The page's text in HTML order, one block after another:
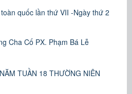
quốc lần thứ VII -Ngày thứ 2
Cha Cố PX. Phạm Bá Lễ
TUẦN 18 THƯỜNG NIÊN